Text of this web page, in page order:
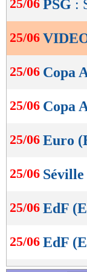
de
OK
25/06 PSG :
25/06
25/06 Copa
25/06 Copa
25/06 Euro
25/06 Séville
25/06 EdF
25/06 EdF